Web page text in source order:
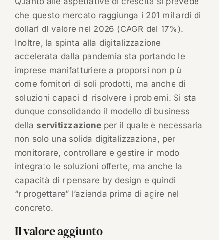
che questo mercato raggiunga i 201 miliardi di
dollari di valore nel 2026 (CAGR del 17%).
Inoltre, la spinta alla digitalizzazione
accelerata dalla pandemia sta portando le
imprese manifatturiere a proporsi non più
come fornitori di soli prodotti, ma anche di
soluzioni capaci di risolvere i problemi. Si sta
dunque consolidando il modello di business
della servitizzazione per il quale è necessaria
non solo una solida digitalizzazione, per
monitorare, controllare e gestire in modo
integrato le soluzioni offerte, ma anche la
capacità di ripensare by design e quindi
“riprogettare” l’azienda prima di agire nel
concreto.
Il valore aggiunto